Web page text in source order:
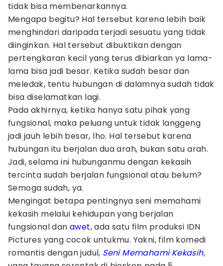
tidak bisa membenarkannya.
Mengapa begitu? Hal tersebut karena lebih baik
menghindari daripada terjadi sesuatu yang tidak
diinginkan. Hal tersebut dibuktikan dengan
pertengkaran kecil yang terus dibiarkan ya lama-
lama bisa jadi besar. Ketika sudah besar dan
meledak, tentu hubungan di dalamnya sudah tidak
bisa diselamatkan lagi.
Pada akhirnya, ketika hanya satu pihak yang
fungsional, maka peluang untuk tidak langgeng
jadi jauh lebih besar, lho. Hal tersebut karena
hubungan itu berjalan dua arah, bukan satu arah.
Jadi, selama ini hubunganmu dengan kekasih
tercinta sudah berjalan fungsional atau belum?
Semoga sudah, ya.
Mengingat betapa pentingnya seni memahami
kekasih melalui kehidupan yang berjalan
fungsional danawet, ada satu film produksi IDN
Pictures yang cocok untukmu. Yakni, film komedi
romantis dengan judul, Seni Memahami Kekasih,